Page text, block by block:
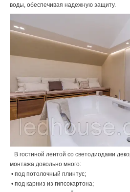
воды, обеспечивая надежную защиту.
В гостиной лентой со светодиодами
монтажа довольно много:
• под потолочный плинтус;
• под карниз из гипсокартона;